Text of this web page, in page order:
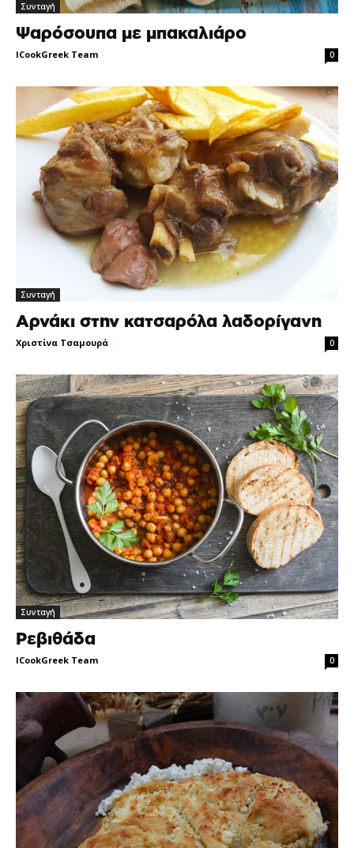
Συνταγή
Ψαρόσουπα με μπακαλιάρο
ICookGreek Team - 0
Συνταγή
Αρνάκι στην κατσαρόλα λαδορίγανη
Χριστίνα Τσαμουρά - 0
Συνταγή
Ρεβιθάδα
ICookGreek Team - 0